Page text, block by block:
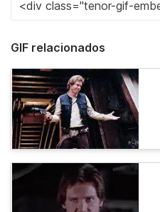
GIF relacionados